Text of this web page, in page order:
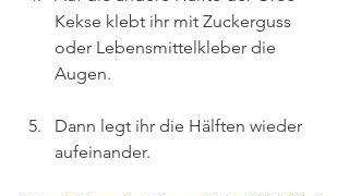
Kekse klebt ihr mit Zuckerguss
oder Lebensmittelkleber die
Augen.
Dann legt ihr die Hälften wieder
aufeinander.